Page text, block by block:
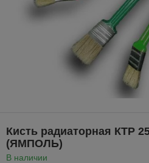
Кисть радиаторная КТР
(ЯМПОЛЬ)
В наличии